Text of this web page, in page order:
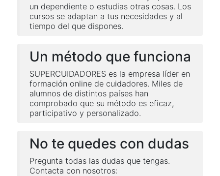
un dependiente o estudias otras cosas. Los
cursos se adaptan a tus necesidades y al
tiempo del que dispones.
Un método que funciona
SUPERCUIDADORES es la empresa líder en
formación online de cuidadores. Miles de
alumnos de distintos países han
comprobado que su método es eficaz,
participativo y personalizado.
No te quedes con dudas
Pregunta todas las dudas que tengas.
Contacta con nosotros: